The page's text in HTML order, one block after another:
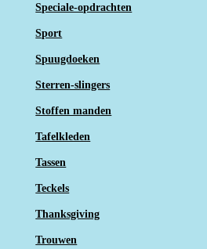
Speciale-opdrachten
Sport
Spuugdoeken
Sterren-slingers
Stoffen manden
Tafelkleden
Tassen
Teckels
Thanksgiving
Trouwen